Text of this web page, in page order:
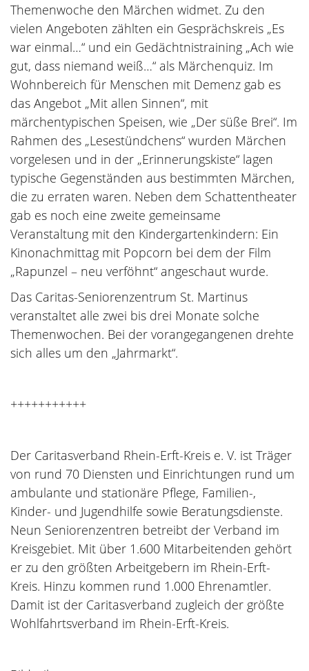
Themenwoche den Märchen widmet. Zu den
vielen Angeboten zählten ein Gesprächskreis „Es
war einmal…“ und ein Gedächtnistraining „Ach wie
gut, dass niemand weiß…“ als Märchenquiz. Im
Wohnbereich für Menschen mit Demenz gab es
das Angebot „Mit allen Sinnen“, mit
märchentypischen Speisen, wie „Der süße Brei“. Im
Rahmen des „Lesestündchens“ wurden Märchen
vorgelesen und in der „Erinnerungskiste“ lagen
typische Gegenständen aus bestimmten Märchen,
die zu erraten waren. Neben dem Schattentheater
gab es noch eine zweite gemeinsame
Veranstaltung mit den Kindergartenkindern: Ein
Kinonachmittag mit Popcorn bei dem der Film
„Rapunzel – neu verföhnt“ angeschaut wurde.
Das Caritas-Seniorenzentrum St. Martinus
veranstaltet alle zwei bis drei Monate solche
Themenwochen. Bei der vorangegangenen drehte
sich alles um den „Jahrmarkt“.
+++++++++++
Der Caritasverband Rhein-Erft-Kreis e. V. ist Träger
von rund 70 Diensten und Einrichtungen rund um
ambulante und stationäre Pflege, Familien-,
Kinder- und Jugendhilfe sowie Beratungsdienste.
Neun Seniorenzentren betreibt der Verband im
Kreisgebiet. Mit über 1.600 Mitarbeitenden gehört
er zu den größten Arbeitgebern im Rhein-Erft-
Kreis. Hinzu kommen rund 1.000 Ehrenamtler.
Damit ist der Caritasverband zugleich der größte
Wohlfahrtsverband im Rhein-Erft-Kreis.